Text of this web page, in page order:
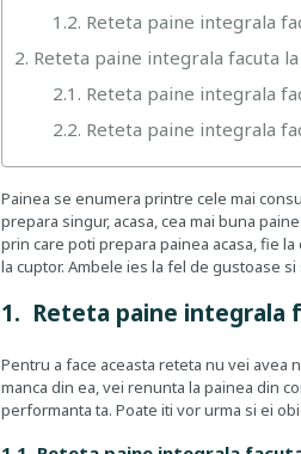
1.2. Reteta paine integrala
2. Reteta paine integrala facuta
2.1. Reteta paine integrala
2.2. Reteta paine integrala
Painea se enumera printre cele mai
prepara singur, acasa, cea mai buna
prin care poti prepara painea acasa, fie
la cuptor. Ambele ies la fel de gustoase si
1. Reteta paine integrala
Pentru a face aceasta reteta nu vei avea
manca din ea, vei renunta la painea din
performanta ta. Poate iti vor urma si ei